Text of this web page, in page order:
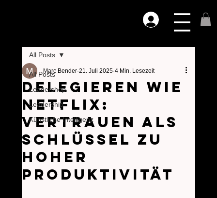
All Posts
Leadershop
Leadership
Künstliche Intelligenz
All Posts
Delegieren wie
Netflix:
Vertrauen als
Schlüssel zu
hoher
Produktivität
Marc Bender 21. Juli 2025 4 Min. Lesezeit